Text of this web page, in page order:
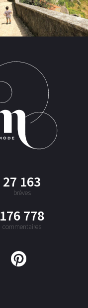
27 163
brèves
176 778
commentaires